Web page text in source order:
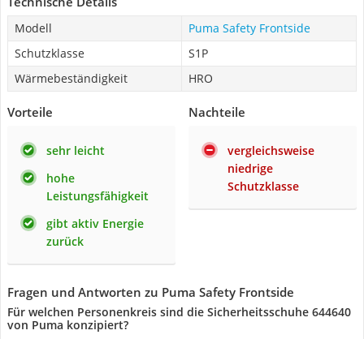
Modell
Puma Safety Frontside
Schutzklasse
S1P
Wärmebeständigkeit
HRO
Vorteile
sehr leicht
hohe
Leistungsfähigkeit
gibt aktiv Energie
zurück
Nachteile
vergleichsweise
niedrige
Schutzklasse
Fragen und Antworten zu Puma Safety Frontside
Für welchen Personenkreis sind die Sicherheitsschuhe 644640
von Puma konzipiert?